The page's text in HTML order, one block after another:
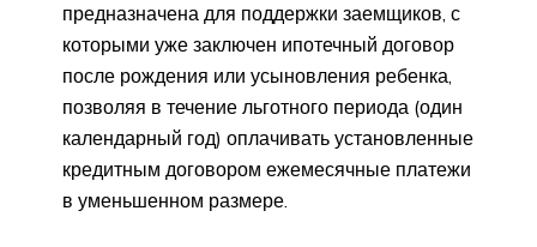
предназначена для поддержки заемщиков, с
которыми уже заключен ипотечный договор
после рождения или усыновления ребенка,
позволяя в течение льготного периода (один
календарный год) оплачивать установленные
кредитным договором ежемесячные платежи
в уменьшенном размере.